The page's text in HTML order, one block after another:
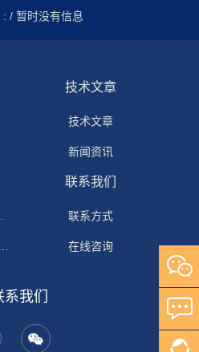
: / 暂时没有信息
技术文章
技术文章
新闻资讯
联系我们
联系方式
在线咨询
系我们